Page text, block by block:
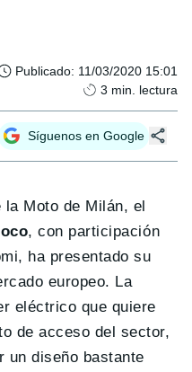
Publicado: 11/03/2020 15:01
3 min. lectura
Síguenos en Google
la Moto de Milán, el
, con participación
ha presentado su
europeo. La
eléctrico que quiere
de acceso del sector,
un diseño bastante